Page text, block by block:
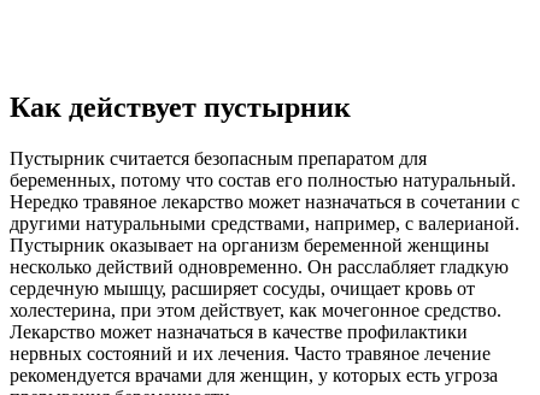
Как действует пустырник
Пустырник считается безопасным препаратом для
беременных, потому что состав его полностью натуральный.
Нередко травяное лекарство может назначаться в сочетании с
другими натуральными средствами, например, с валерианой.
Пустырник оказывает на организм беременной женщины
несколько действий одновременно. Он расслабляет гладкую
сердечную мышцу, расширяет сосуды, очищает кровь от
холестерина, при этом действует, как мочегонное средство.
Лекарство может назначаться в качестве профилактики
нервных состояний и их лечения. Часто травяное лечение
рекомендуется врачами для женщин, у которых есть угроза